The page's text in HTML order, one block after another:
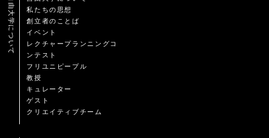
自由大学について
私たちの思想
創立者のことば
イベント
レクチャープランニングコ
ンテスト
フリユニピープル
教授
キュレーター
ゲスト
クリエイティブチーム